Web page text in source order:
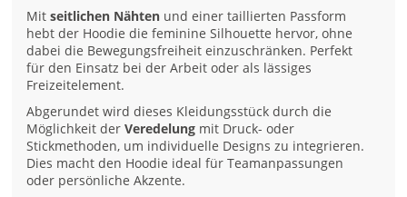
Mitseitlichen Nähten und einer taillierten Passform
hebt der Hoodie die feminine Silhouette hervor, ohne
dabei die Bewegungsfreiheit einzuschränken. Perfekt
für den Einsatz bei der Arbeit oder als lässiges
Freizeitelement.
Abgerundet wird dieses Kleidungsstück durch die
Möglichkeit derVeredelung mit Druck- oder
Stickmethoden, um individuelle Designs zu integrieren.
Dies macht den Hoodie ideal für Teamanpassungen
oder persönliche Akzente.